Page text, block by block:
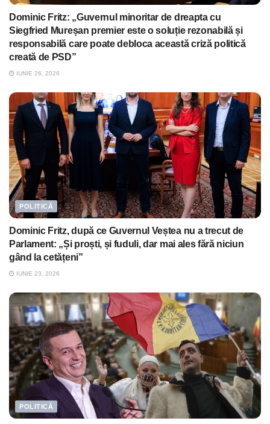
Dominic Fritz: „Guvernul minoritar de dreapta cu
Siegfried Mureșan premier este o soluție rezonabilă și
responsabilă care poate debloca această criză politică
creată de PSD”
IUNIE 26, 2026
POLITICĂ
Dominic Fritz, după ce Guvernul Veștea nu a trecut de
Parlament: „Și proști, și fuduli, dar mai ales fără niciun
gând la cetățeni”
IUNIE 23, 2026
POLITICĂ